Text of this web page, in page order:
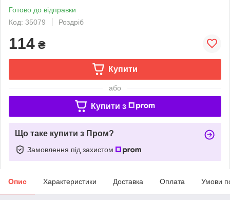
Готово до відправки
Код: 35079
Роздріб
114 ₴
Купити
або
Купити з
Що таке купити з Пром?
Замовлення під захистом
Опис Характеристики Доставка Оплата Умови